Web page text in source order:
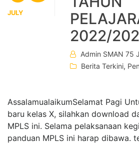
JULY
2022/
Admin SMAN 75
Berita Terkini,
AssalamualaikumSelamat Pagi
baru kelas X, silahkan download
MPLS ini. Selama pelaksanaan
panduan MPLS ini harap dibawa.